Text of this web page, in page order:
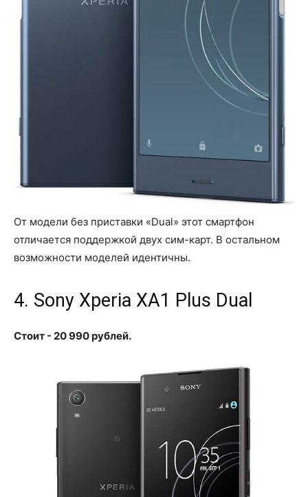
От модели без приставки «Dual» этот смартфон
отличается поддержкой двух сим-карт. В остальном
возможности моделей идентичны.
4. Sony Xperia XA1 Plus Dual
Стоит - 20 990 рублей.